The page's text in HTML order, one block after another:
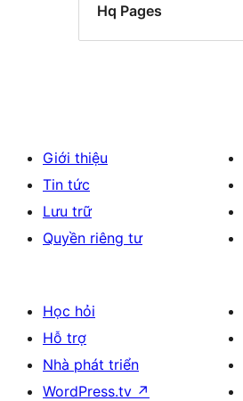
Hq Pages
Giới thiệu
Tin tức
Lưu trữ
Quyền riêng tư
Học hỏi
Hỗ trợ
Nhà phát triển
WordPress.tv ↗